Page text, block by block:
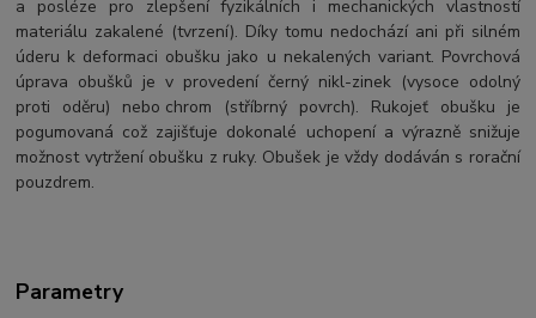
a posléze pro zlepšení fyzikálních i mechanických vlastností
materiálu zakalené (tvrzení). Díky tomu nedochází ani při silném
úderu k deformaci obušku jako u nekalených variant. Povrchová
úprava obušků je v provedení černý nikl-zinek (vysoce odolný
proti oděru) nebo chrom (stříbrný povrch). Rukojeť obušku je
pogumovaná což zajišťuje dokonalé uchopení a výrazně snižuje
možnost vytržení obušku z ruky. Obušek je vždy dodáván s rorační
pouzdrem.
Parametry